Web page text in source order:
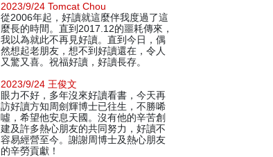
2023/9/24 Tomcat Chou
從2006年起，好讀就這麼伴我度過了這
麼長的時間。直到2017.12的噩耗傳來，
我以為就此不再見好讀。直到今日，偶
然想起老朋友，想不到好讀還在，令人
又驚又喜。祝福好讀，好讀長存。
2023/9/24 王俊文
眼力不好，多年沒來好讀看書，今天再
訪好讀方知周劍輝博士已往生，不勝唏
噓，希望他安息天國。沒有他的辛苦創
建及許多熱心朋友的共同努力，好讀不
容易經營至今。謝謝周博士及熱心朋友
的辛勞貢獻！